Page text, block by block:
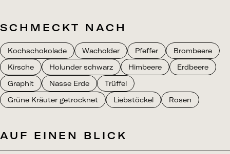
SCHMECKT NACH
Kochschokolade Wacholder Pfeffer
Brombeere
Kirsche
Holunder schwarz Himbeere
Erdbeere
Graphit
Nasse Erde
Trüffel
Grüne Kräuter getrocknet
Liebstöckel Rosen
AUF EINEN BLICK